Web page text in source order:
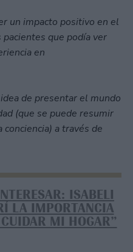
un impacto positivo en el
que podía ver
en
de presentar el mundo
(que se puede resumir
a través de
ISABELI
LA IMPORTANCIA
MI HOGAR”